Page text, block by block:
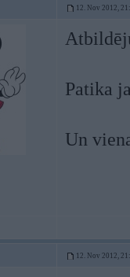
12. Nov 2012,
Patika
Un
12. Nov 2012,